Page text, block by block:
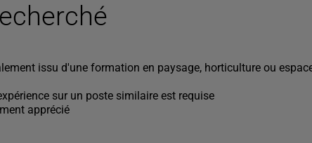
issu d'une formation en paysage, horticulture ou
sur un poste similaire est requise
apprécié